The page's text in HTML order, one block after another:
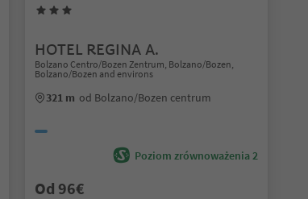
HOTEL REGINA A.
Bolzano Centro/Bozen Zentrum, Bolzano/Bozen,
Bolzano/Bozen and environs
321 m od Bolzano/Bozen centrum
Poziom zrównoważenia 2
Od 96€